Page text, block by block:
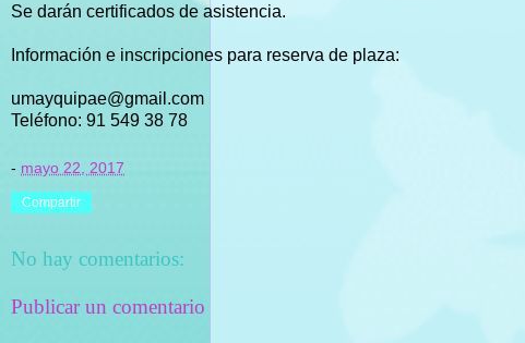
Se darán certificados de asistencia.
Información e inscripciones para reserva de plaza:
umayquipae@gmail.com
Teléfono: 91 549 38 78
- mayo 22, 2017
Compartir
No hay comentarios:
Publicar un comentario